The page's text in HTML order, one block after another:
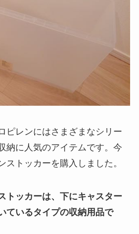
ピレンにはさまざまなシリー
納に人気のアイテムです。今
ストッカーを購入しました。
トッカーは、下にキャスター
ているタイプの収納用品で